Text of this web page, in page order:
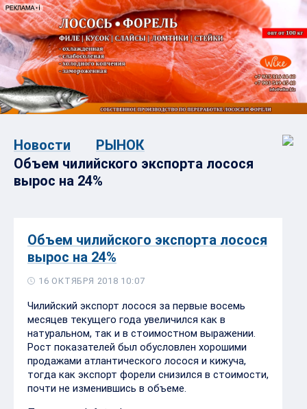
Новости
РЫНОК
Объем чилийского экспорта лосося
вырос на 24%
Объем чилийского экспорта лосося
вырос на 24%
16 ОКТЯБРЯ 2018 10:07
Чилийский экспорт лосося за первые восемь
месяцев текущего года увеличился как в
натуральном, так и в стоимостном выражении.
Рост показателей был обусловлен хорошими
продажами атлантического лосося и кижуча,
тогда как экспорт форели снизился в стоимости,
почти не изменившись в объеме.